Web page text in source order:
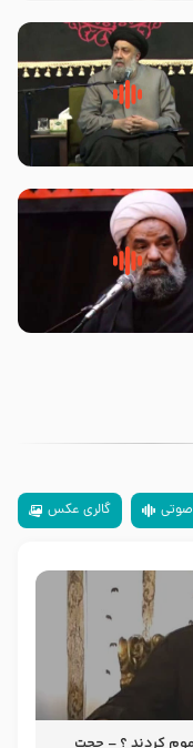
حضرت رقیه سلام الله علیها به
– حجت الاسلام علوی
جوانی که امام حسین علیه
خودش جوابش را دادند
گالری عکس
کردند ؟ – حجت